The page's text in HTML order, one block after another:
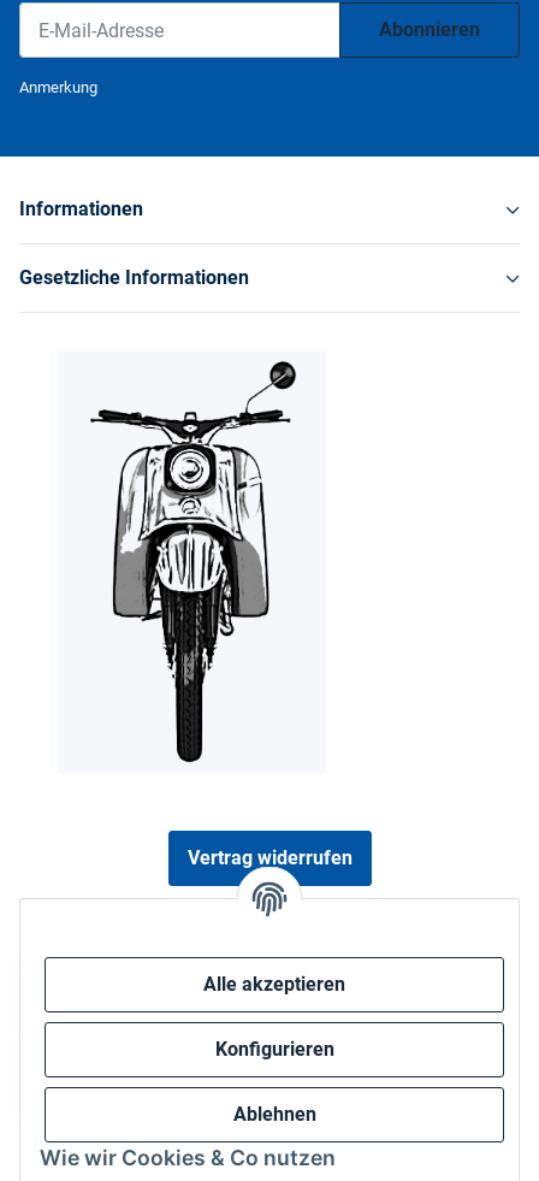
Alle akzeptieren
Konfigurieren
Ablehnen
Wie wir Cookies & Co nutzen
Abonnieren
Anmerkung
Informationen
Gesetzliche Informationen
Vertrag widerrufen
Wir versenden via: